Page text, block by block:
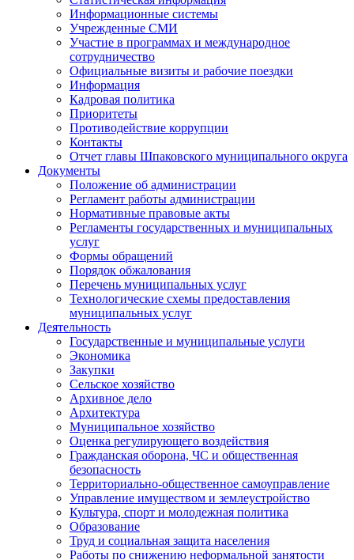
Информационные системы
Учрежденные СМИ
Участие в программах и международное
сотрудничество
Официальные визиты и рабочие поездки
Информация
Кадровая политика
Приоритеты
Противодействие коррупции
Контакты
Отчет главы Шпаковского муниципального округа
Документы
Положение об администрации
Регламент работы администрации
Нормативные правовые акты
Регламенты государственных и муниципальных
услуг
Формы обращений
Порядок обжалования
Перечень муниципальных услуг
Технологические схемы предоставления
муниципальных услуг
Деятельность
Государственные и муниципальные услуги
Экономика
Закупки
Сельское хозяйство
Архивное дело
Архитектура
Муниципальное хозяйство
Оценка регулирующего воздействия
Гражданская оборона, ЧС и общественная
безопасность
Территориально-общественное самоуправление
Управление имуществом и землеустройство
Культура, спорт и молодежная политика
Образование
Труд и социальная защита населения
Работы по снижению неформальной занятости